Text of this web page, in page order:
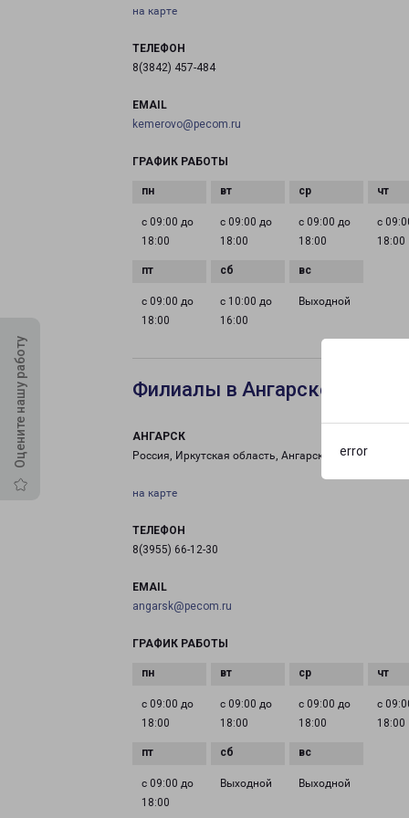
error
Оцените нашу работу
на карте
ТЕЛЕФОН
8(3842) 457-484
EMAIL
kemerovo@pecom.ru
ГРАФИК РАБОТЫ
с 09:00 до
18:00
с 09:00 до
18:00
с 09:00 до
18:00
с
18:00
с 09:00 до
18:00
с 10:00 до
16:00
Выходной
Филиалы в Ангарске
АНГАРСК
Россия, Иркутская область, Ангарск, 215-й квартал,
на карте
ТЕЛЕФОН
8(3955) 66-12-30
EMAIL
angarsk@pecom.ru
ГРАФИК РАБОТЫ
с 09:00 до
18:00
с 09:00 до
18:00
с 09:00 до
18:00
с
18:00
с 09:00 до
18:00
Выходной Выходной